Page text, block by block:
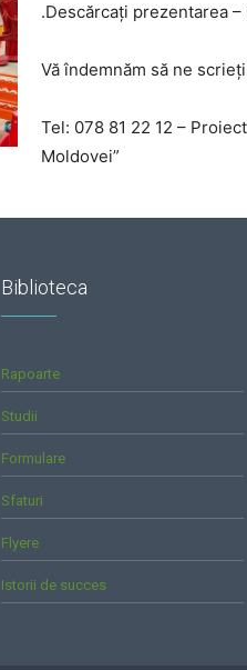
.Descărcați prezentarea –
Vă îndemnăm să ne
Tel: 078 81 22 12 –
Moldovei”
Biblioteca
Rapoarte
Studii
Formulare
Sfaturi
Flyere
Istorii de succes